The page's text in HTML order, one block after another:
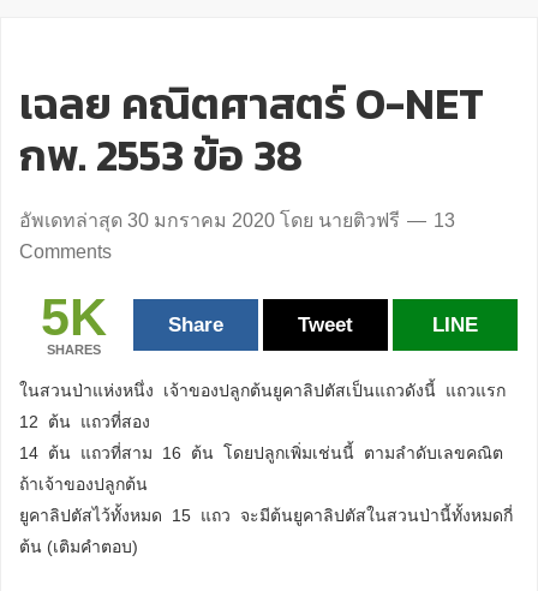
เฉลย คณิตศาสตร์ O-NET
กพ. 2553 ข้อ 38
อัพเดทล่าสุด 30 มกราคม 2020 โดย นายติวฟรี
13
Comments
5K
SHARES
Share Tweet LINE
ในสวนป่าแห่งหนึ่ง เจ้าของปลูกต้นยูคาลิปตัสเป็นแถวดังนี้ แถวแรก
12 ต้น แถวที่สอง
14 ต้น แถวที่สาม 16 ต้น โดยปลูกเพิ่มเช่นนี้ ตามลำดับเลขคณิต
ถ้าเจ้าของปลูกต้น
ยูคาลิปตัสไว้ทั้งหมด 15 แถว จะมีต้นยูคาลิปตัสในสวนป่านี้ทั้งหมดกี่
ต้น (เติมคำตอบ)